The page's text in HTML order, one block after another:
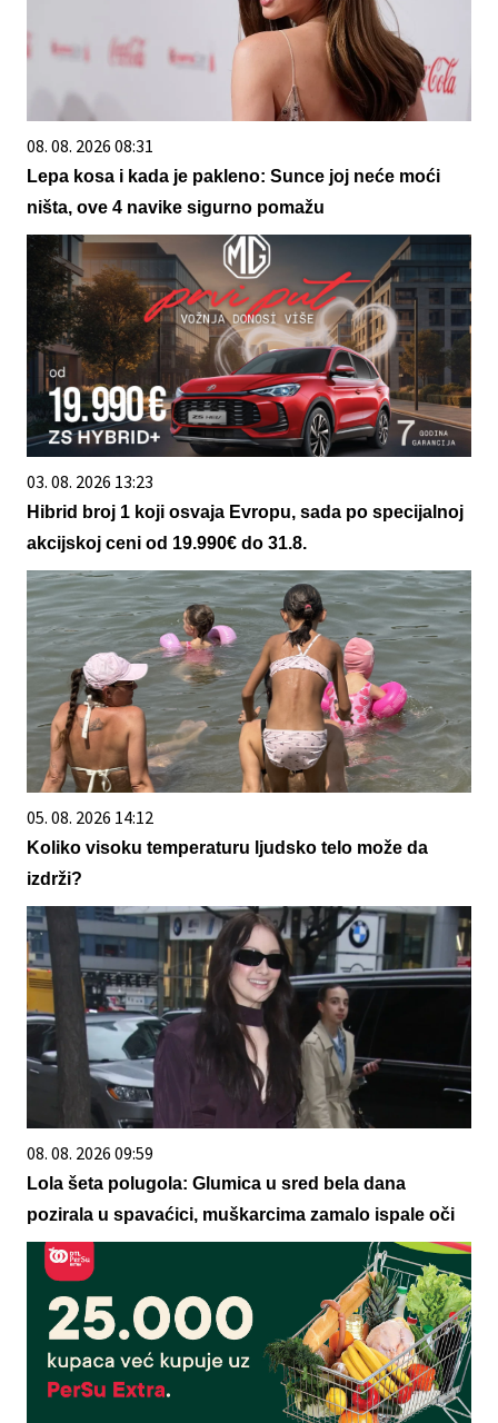
08. 08. 2026 08:31
Lepa kosa i kada je pakleno: Sunce joj neće moći
ništa, ove 4 navike sigurno pomažu
03. 08. 2026 13:23
Hibrid broj 1 koji osvaja Evropu, sada po specijalnoj
akcijskoj ceni od 19.990€ do 31.8.
05. 08. 2026 14:12
Koliko visoku temperaturu ljudsko telo može da
izdrži?
08. 08. 2026 09:59
Lola šeta polugola: Glumica u sred bela dana
pozirala u spavaćici, muškarcima zamalo ispale oči